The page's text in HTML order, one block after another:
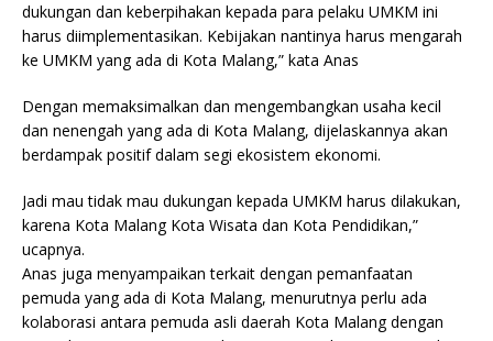
dukungan dan keberpihakan kepada para pelaku UMKM ini
harus diimplementasikan. Kebijakan nantinya harus mengarah
ke UMKM yang ada di Kota Malang,” kata Anas
Dengan memaksimalkan dan mengembangkan usaha kecil
dan nenengah yang ada di Kota Malang, dijelaskannya akan
berdampak positif dalam segi ekosistem ekonomi.
Jadi mau tidak mau dukungan kepada UMKM harus dilakukan,
karena Kota Malang Kota Wisata dan Kota Pendidikan,”
ucapnya.
Anas juga menyampaikan terkait dengan pemanfaatan
pemuda yang ada di Kota Malang, menurutnya perlu ada
kolaborasi antara pemuda asli daerah Kota Malang dengan